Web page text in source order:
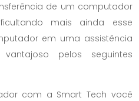
de um computador
mais ainda esse
em uma assistência
pelos seguintes
com a Smart Tech você